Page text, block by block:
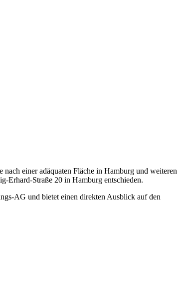
einer adäquaten Fläche in Hamburg und weiteren
Erhard-Straße 20 in Hamburg entschieden.
AG und bietet einen direkten Ausblick auf den